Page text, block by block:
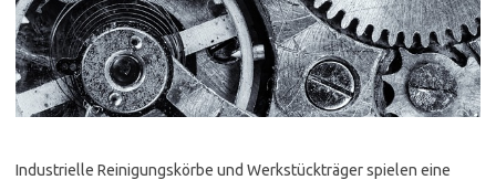
Industrielle Reinigungskörbe und Werkstückträger spielen eine